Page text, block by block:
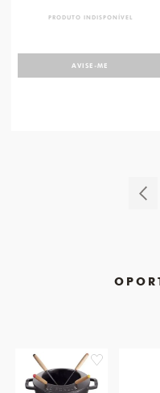
PRODUTO INDISPONÍVEL
AVISE-ME
favorite